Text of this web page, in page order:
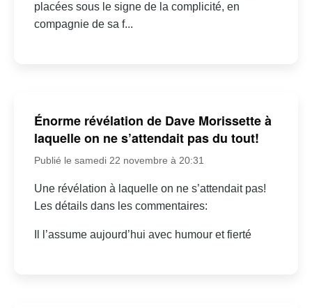
placées sous le signe de la complicité, en
compagnie de sa f...
Énorme révélation de Dave Morissette à
laquelle on ne s’attendait pas du tout!
Publié le samedi 22 novembre à 20:31
Une révélation à laquelle on ne s’attendait pas!
Les détails dans les commentaires:
Il l’assume aujourd’hui avec humour et fierté